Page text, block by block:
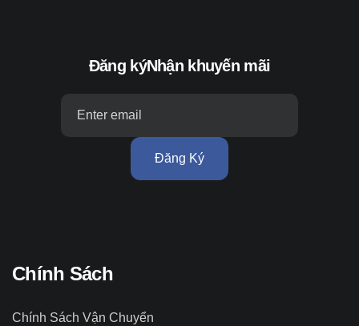
Đăng kýNhận khuyến mãi
Đăng Ký
Chính Sách
Chính Sách Vận Chuyển